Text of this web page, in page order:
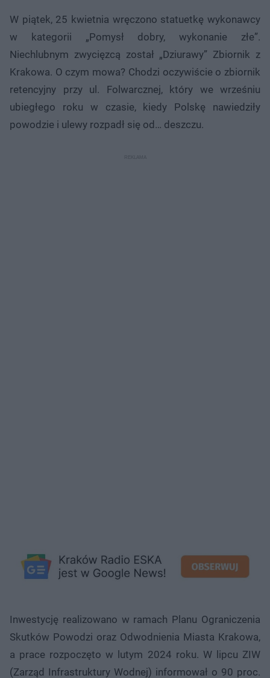
W piątek, 25 kwietnia wręczono statuetkę wykonawcy
w kategorii „Pomysł dobry, wykonanie złe”.
Niechlubnym zwycięzcą został „Dziurawy” Zbiornik z
Krakowa. O czym mowa? Chodzi oczywiście o zbiornik
retencyjny przy ul. Folwarcznej, który we wrześniu
ubiegłego roku w czasie, kiedy Polskę nawiedziły
powodzie i ulewy rozpadł się od… deszczu.
Inwestycję realizowano w ramach Planu Ograniczenia
Skutków Powodzi oraz Odwodnienia Miasta Krakowa,
a prace rozpoczęto w lutym 2024 roku. W lipcu ZIW
(Zarząd Infrastruktury Wodnej) informował o 90 proc.